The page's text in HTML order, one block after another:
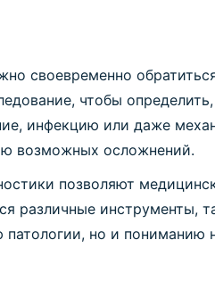
своевременно
чтобы
инфекцию или даже
возможных осложнений.
позволяют
различные
патологии, но и